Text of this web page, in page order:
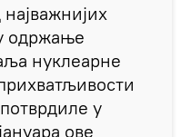
одржање
нуклеарне
у
ове